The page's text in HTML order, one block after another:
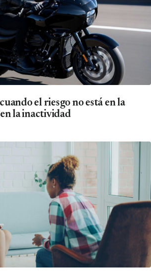
el riesgo no está en la
la inactividad